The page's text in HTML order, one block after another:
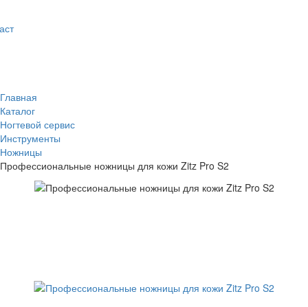
Главная
Каталог
Ногтевой сервис
Инструменты
Ножницы
Профессиональные ножницы для кожи Zitz Pro S2